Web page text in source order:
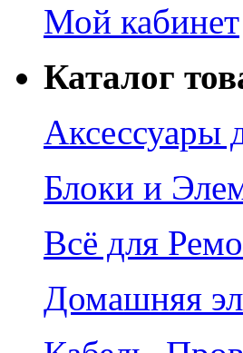
Мой кабинет
Каталог
Аксессуары
Блоки и
Всё для
Домашняя